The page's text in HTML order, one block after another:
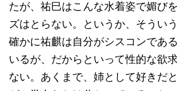
たが、祐巳はこんな水着姿で媚び
ズはとらない。というか、そうい
確かに祐麒は自分がシスコンであ
いるが、だからといって性的な欲
ない。あくまで、姉として好きだ